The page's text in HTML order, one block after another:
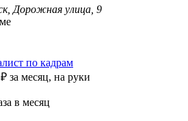
Дорожная улица, 9
по кадрам
₽ за месяц, на руки
в месяц